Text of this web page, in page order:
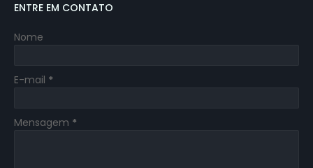
ENTRE EM CONTATO
Nome
E-mail *
Mensagem *